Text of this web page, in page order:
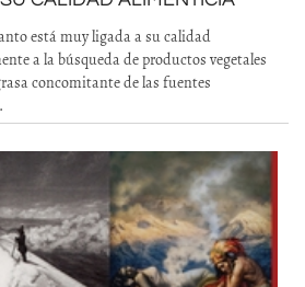
está muy ligada a su calidad
a la búsqueda de productos vegetales
concomitante de las fuentes